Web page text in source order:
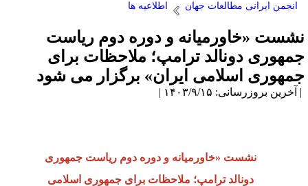
انجمن ایرانی مطالعات جهان اطلاعیه ها
«خاورمیانه و دوره دوم ریاست
دونالد ترامپ؛ ملاحظات برای
اسلامی ایران» برگزار می شود
بروزرسانی: ۱۴۰۳/۹/۱۵ |
نشست «خاورمیانه و دوره دوم ریاست جمهوری
دونالد ترامپ؛ ملاحظات برای جمهوری اسلامی